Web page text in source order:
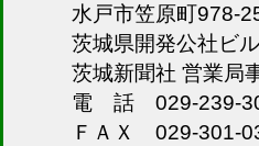
水戸市笠原町978-
茨城県開発公社ビル
茨城新聞社 営業局
電 話 029-239-
ＦＡＸ 029-301-